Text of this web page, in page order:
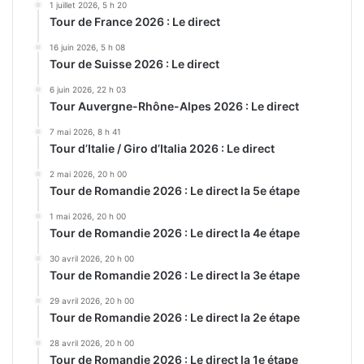
1 juillet 2026, 5 h 20
Tour de France 2026 : Le direct
16 juin 2026, 5 h 08
Tour de Suisse 2026 : Le direct
6 juin 2026, 22 h 03
Tour Auvergne-Rhône-Alpes 2026 : Le direct
7 mai 2026, 8 h 41
Tour d’Italie / Giro d’Italia 2026 : Le direct
2 mai 2026, 20 h 00
Tour de Romandie 2026 : Le direct la 5e étape
1 mai 2026, 20 h 00
Tour de Romandie 2026 : Le direct la 4e étape
30 avril 2026, 20 h 00
Tour de Romandie 2026 : Le direct la 3e étape
29 avril 2026, 20 h 00
Tour de Romandie 2026 : Le direct la 2e étape
28 avril 2026, 20 h 00
Tour de Romandie 2026 : Le direct la 1e étape